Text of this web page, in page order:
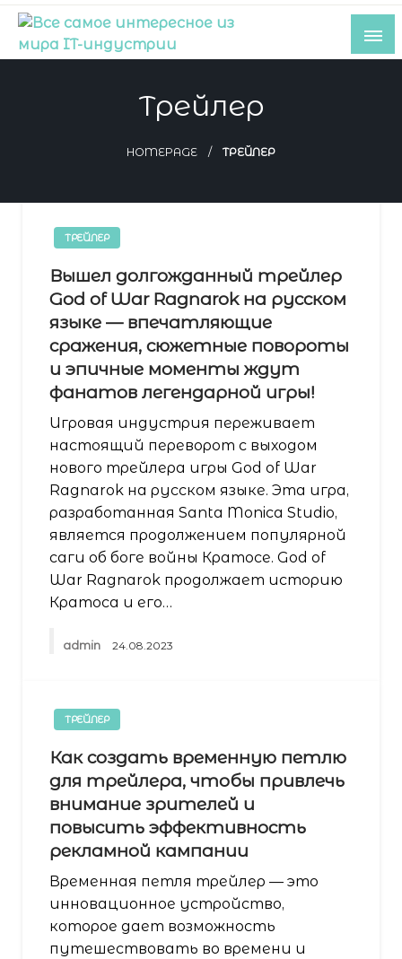
Skip
content
индустрииТрейлер
HOMEPAGE ТРЕЙЛЕР
ТРЕЙЛЕР
Вышел долгожданный трейлер
God of War Ragnarok на русском
языке — впечатляющие
сражения, сюжетные повороты
и эпичные моменты ждут
фанатов легендарной игры!
Игровая индустрия переживает
настоящий переворот с выходом
нового трейлера игры God of War
Ragnarok на русском языке. Эта игра,
разработанная Santa Monica Studio,
является продолжением популярной
саги об боге войны Кратосе. God of
War Ragnarok продолжает историю
Кратоса и его…
admin 24.08.2023
ТРЕЙЛЕР
Как создать временную петлю
для трейлера, чтобы привлечь
внимание зрителей и
повысить эффективность
рекламной кампании
Временная петля трейлер — это
инновационное устройство,
которое дает возможность
путешествовать во времени и